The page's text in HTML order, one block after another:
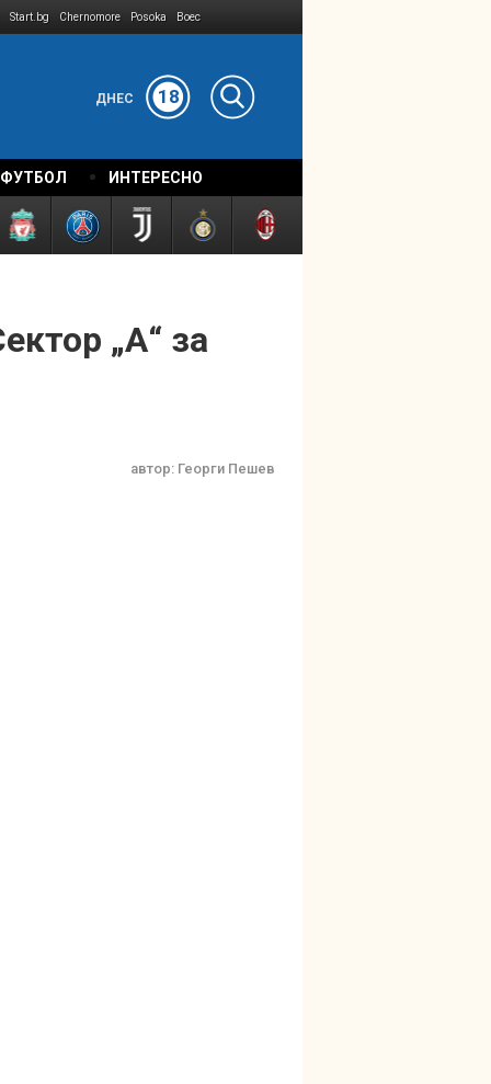
Start.bg Chernomore Posoka Boec
ДНЕС 18
ФУТБОЛ ИНТЕРЕСНО
„А“ за
автор: Георги Пешев